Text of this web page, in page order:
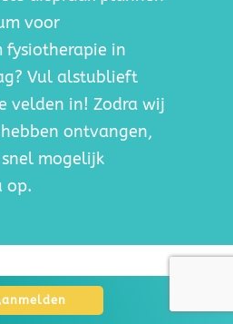
voor
fysiotherapie in
Vul alstublieft
velden in! Zodra wij
ontvangen,
mogelijk
op.